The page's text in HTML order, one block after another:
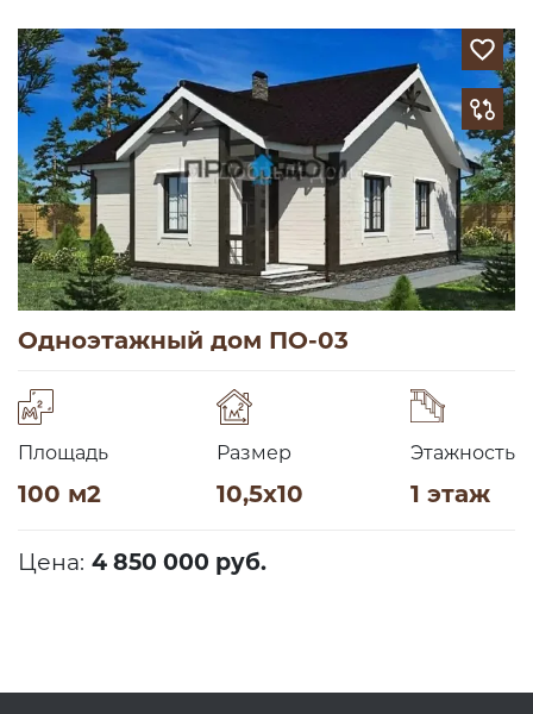
Одноэтажный дом ПО-03
Площадь
100 м2
Размер
10,5х10
Этажность
1 этаж
Цена: 4 850 000 руб.